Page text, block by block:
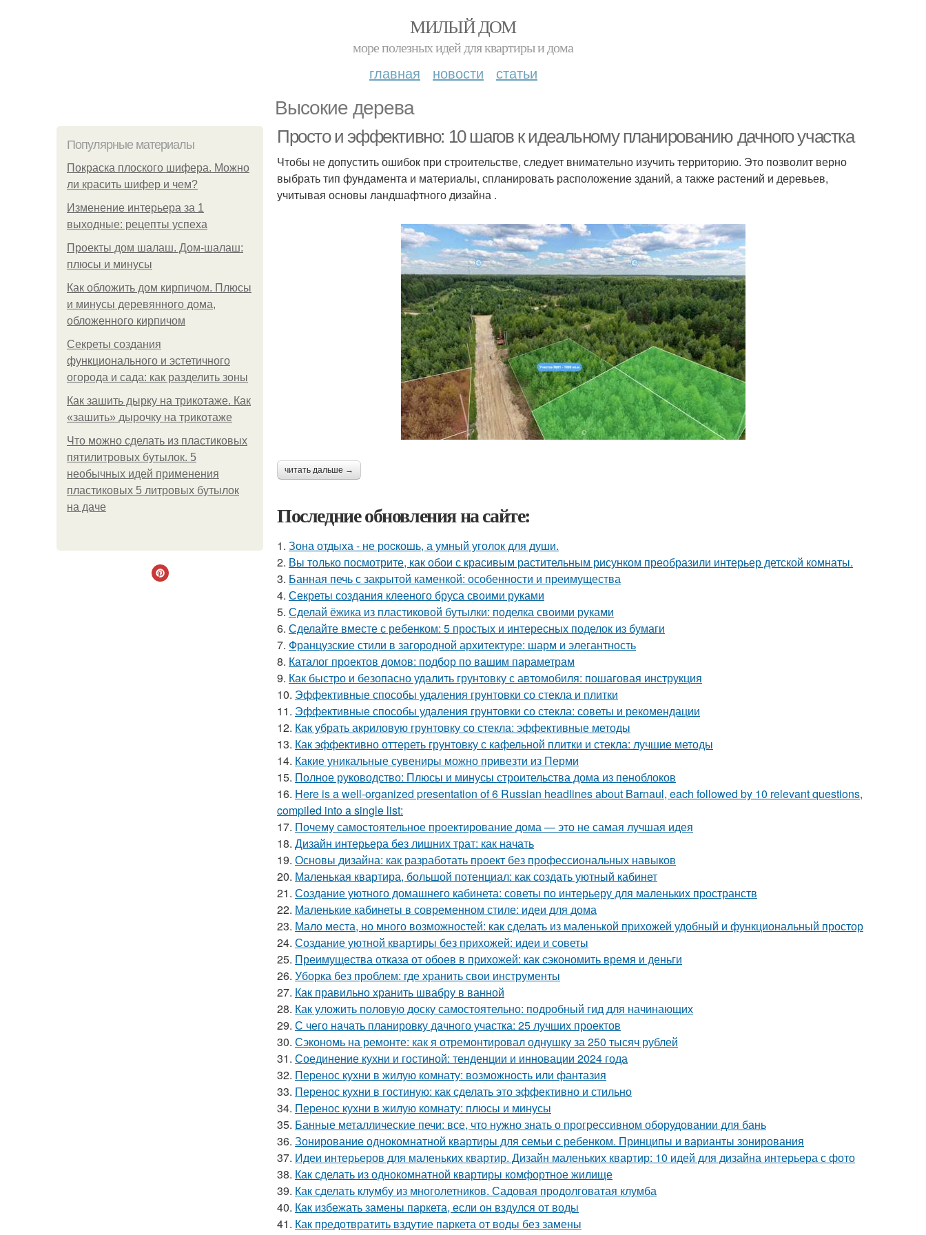
МИЛЫЙ ДОМ
море полезных идей для квартиры и дома
главная новости статьи
Высокие дерева
Популярные материалы
Покраска плоского шифера. Можно
ли красить шифер и чем?
Изменение интерьера за 1
выходные: рецепты успеха
Проекты дом шалаш. Дом-шалаш:
плюсы и минусы
Как обложить дом кирпичом. Плюсы
и минусы деревянного дома,
обложенного кирпичом
Секреты создания
функционального и эстетичного
огорода и сада: как разделить зоны
Как зашить дырку на трикотаже. Как
«зашить» дырочку на трикотаже
Что можно сделать из пластиковых
пятилитровых бутылок. 5
необычных идей применения
пластиковых 5 литровых бутылок
на даче
Просто и эффективно: 10 шагов к идеальному планированию дачного участка
Чтобы не допустить ошибок при строительстве, следует внимательно изучить территорию. Это позволит верно
выбрать тип фундамента и материалы, спланировать расположение зданий, а также растений и деревьев,
учитывая основы ландшафтного дизайна .
читать дальше →
Последние обновления на сайте:
1. Зона отдыха - не роcкошь, а умный уголок для души.
2. Вы только посмотрите, как обои с красивым растительным рисунком преобразили интерьер детской комнаты.
3. Банная печь с закрытой каменкой: особенности и преимущества
4. Секреты создания клееного бруса своими руками
5. Сделай ёжика из пластиковой бутылки: поделка своими руками
6. Сделайте вместе с ребенком: 5 простых и интересных поделок из бумаги
7. Французские стили в загородной архитектуре: шарм и элегантность
8. Каталог проектов домов: подбор по вашим параметрам
9. Как быстро и безопасно удалить грунтовку с автомобиля: пошаговая инструкция
10. Эффективные способы удаления грунтовки со стекла и плитки
11. Эффективные способы удаления грунтовки со стекла: советы и рекомендации
12. Как убрать акриловую грунтовку со стекла: эффективные методы
13. Как эффективно оттереть грунтовку с кафельной плитки и стекла: лучшие методы
14. Какие уникальные сувениры можно привезти из Перми
15. Полное руководство: Плюсы и минусы строительства дома из пеноблоков
16. Here is a well-organized presentation of 6 Russian headlines about Barnaul, each followed by 10 relevant questions,
compiled into a single list:
17. Почему самостоятельное проектирование дома — это не самая лучшая идея
18. Дизайн интерьера без лишних трат: как начать
19. Основы дизайна: как разработать проект без профессиональных навыков
20. Маленькая квартира, большой потенциал: как создать уютный кабинет
21. Создание уютного домашнего кабинета: советы по интерьеру для маленьких пространств
22. Маленькие кабинеты в современном стиле: идеи для дома
23. Мало места, но много возможностей: как сделать из маленькой прихожей удобный и функциональный простор
24. Создание уютной квартиры без прихожей: идеи и советы
25. Преимущества отказа от обоев в прихожей: как сэкономить время и деньги
26. Уборка без проблем: где хранить свои инструменты
27. Как правильно хранить швабру в ванной
28. Как уложить половую доску самостоятельно: подробный гид для начинающих
29. С чего начать планировку дачного участка: 25 лучших проектов
30. Сэкономь на ремонте: как я отремонтировал однушку за 250 тысяч рублей
31. Соединение кухни и гостиной: тенденции и инновации 2024 года
32. Перенос кухни в жилую комнату: возможность или фантазия
33. Перенос кухни в гостиную: как сделать это эффективно и стильно
34. Перенос кухни в жилую комнату: плюсы и минусы
35. Банные металлические печи: все, что нужно знать о прогрессивном оборудовании для бань
36. Зонирование однокомнатной квартиры для семьи с ребенком. Принципы и варианты зонирования
37. Идеи интерьеров для маленьких квартир. Дизайн маленьких квартир: 10 идей для дизайна интерьера с фото
38. Как сделать из однокомнатной квартиры комфортное жилище
39. Как сделать клумбу из многолетников. Садовая продолговатая клумба
40. Как избежать замены паркета, если он вздулся от воды
41. Как предотвратить вздутие паркета от воды без замены